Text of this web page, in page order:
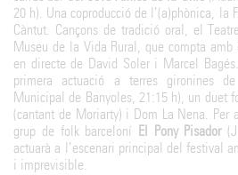
20 h). Una coproducció de l’(a)phònica, la
Càntut. Cançons de tradició oral, el
Museu de la Vida Rural, que compta
en directe de David Soler i Marcel
primera actuació a terres gironines de
Municipal de Banyoles, 21:15 h), un duet
(cantant de Moriarty) i Dom La Nena. Per
grup de folk barceloní El Pony Pisador
actuarà a l’escenari principal del festival
i imprevisible.